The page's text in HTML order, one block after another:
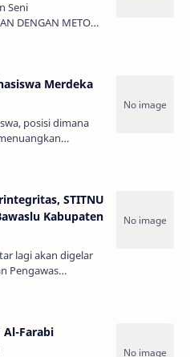
Seni
DENGAN METODE
SENINur Aziz,
Merdeka
posisi dimana
kritis te…
STITNU
Kabupaten
lagi akan digelar
Pengawas
memperlua…
Al-Farabi